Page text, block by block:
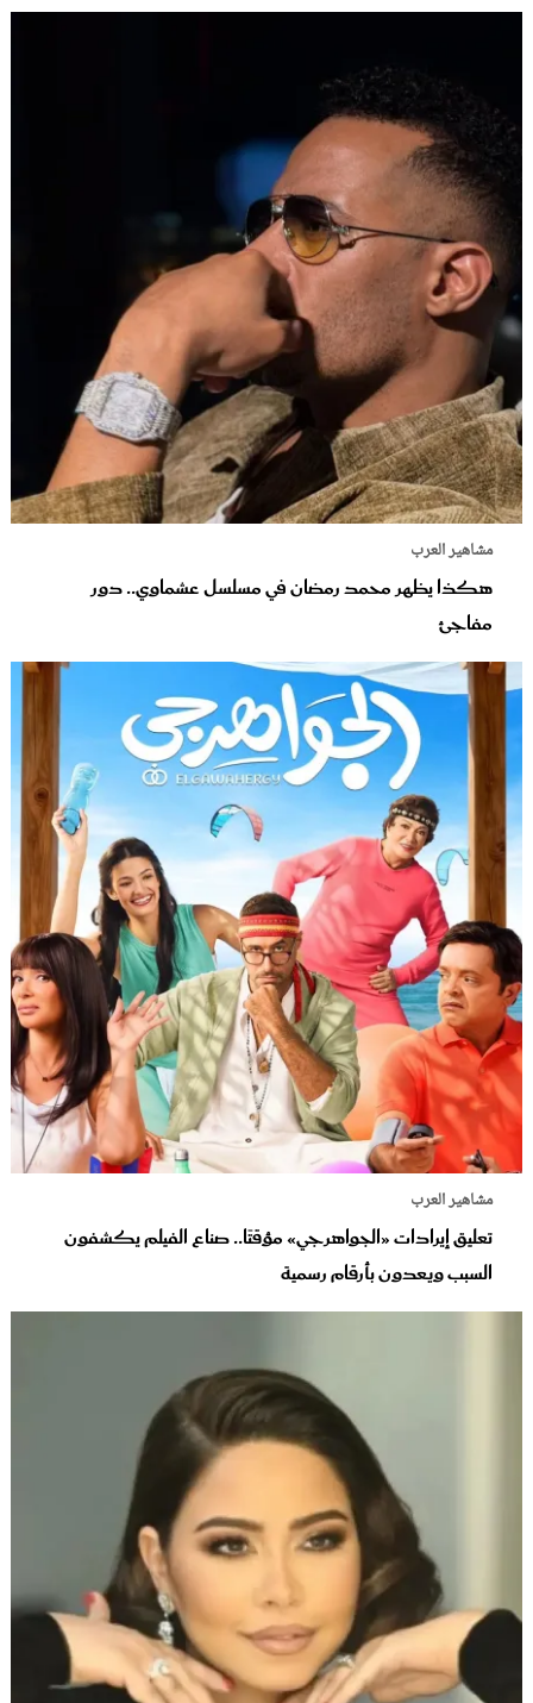
مشاهير العرب
هكذا يظهر محمد رمضان في مسلسل عشماوي.. دور
مفاجئ
مشاهير العرب
تعليق إيرادات «الجواهرجي» مؤقتًا.. صناع الفيلم يكشفون
السبب ويعدون بأرقام رسمية